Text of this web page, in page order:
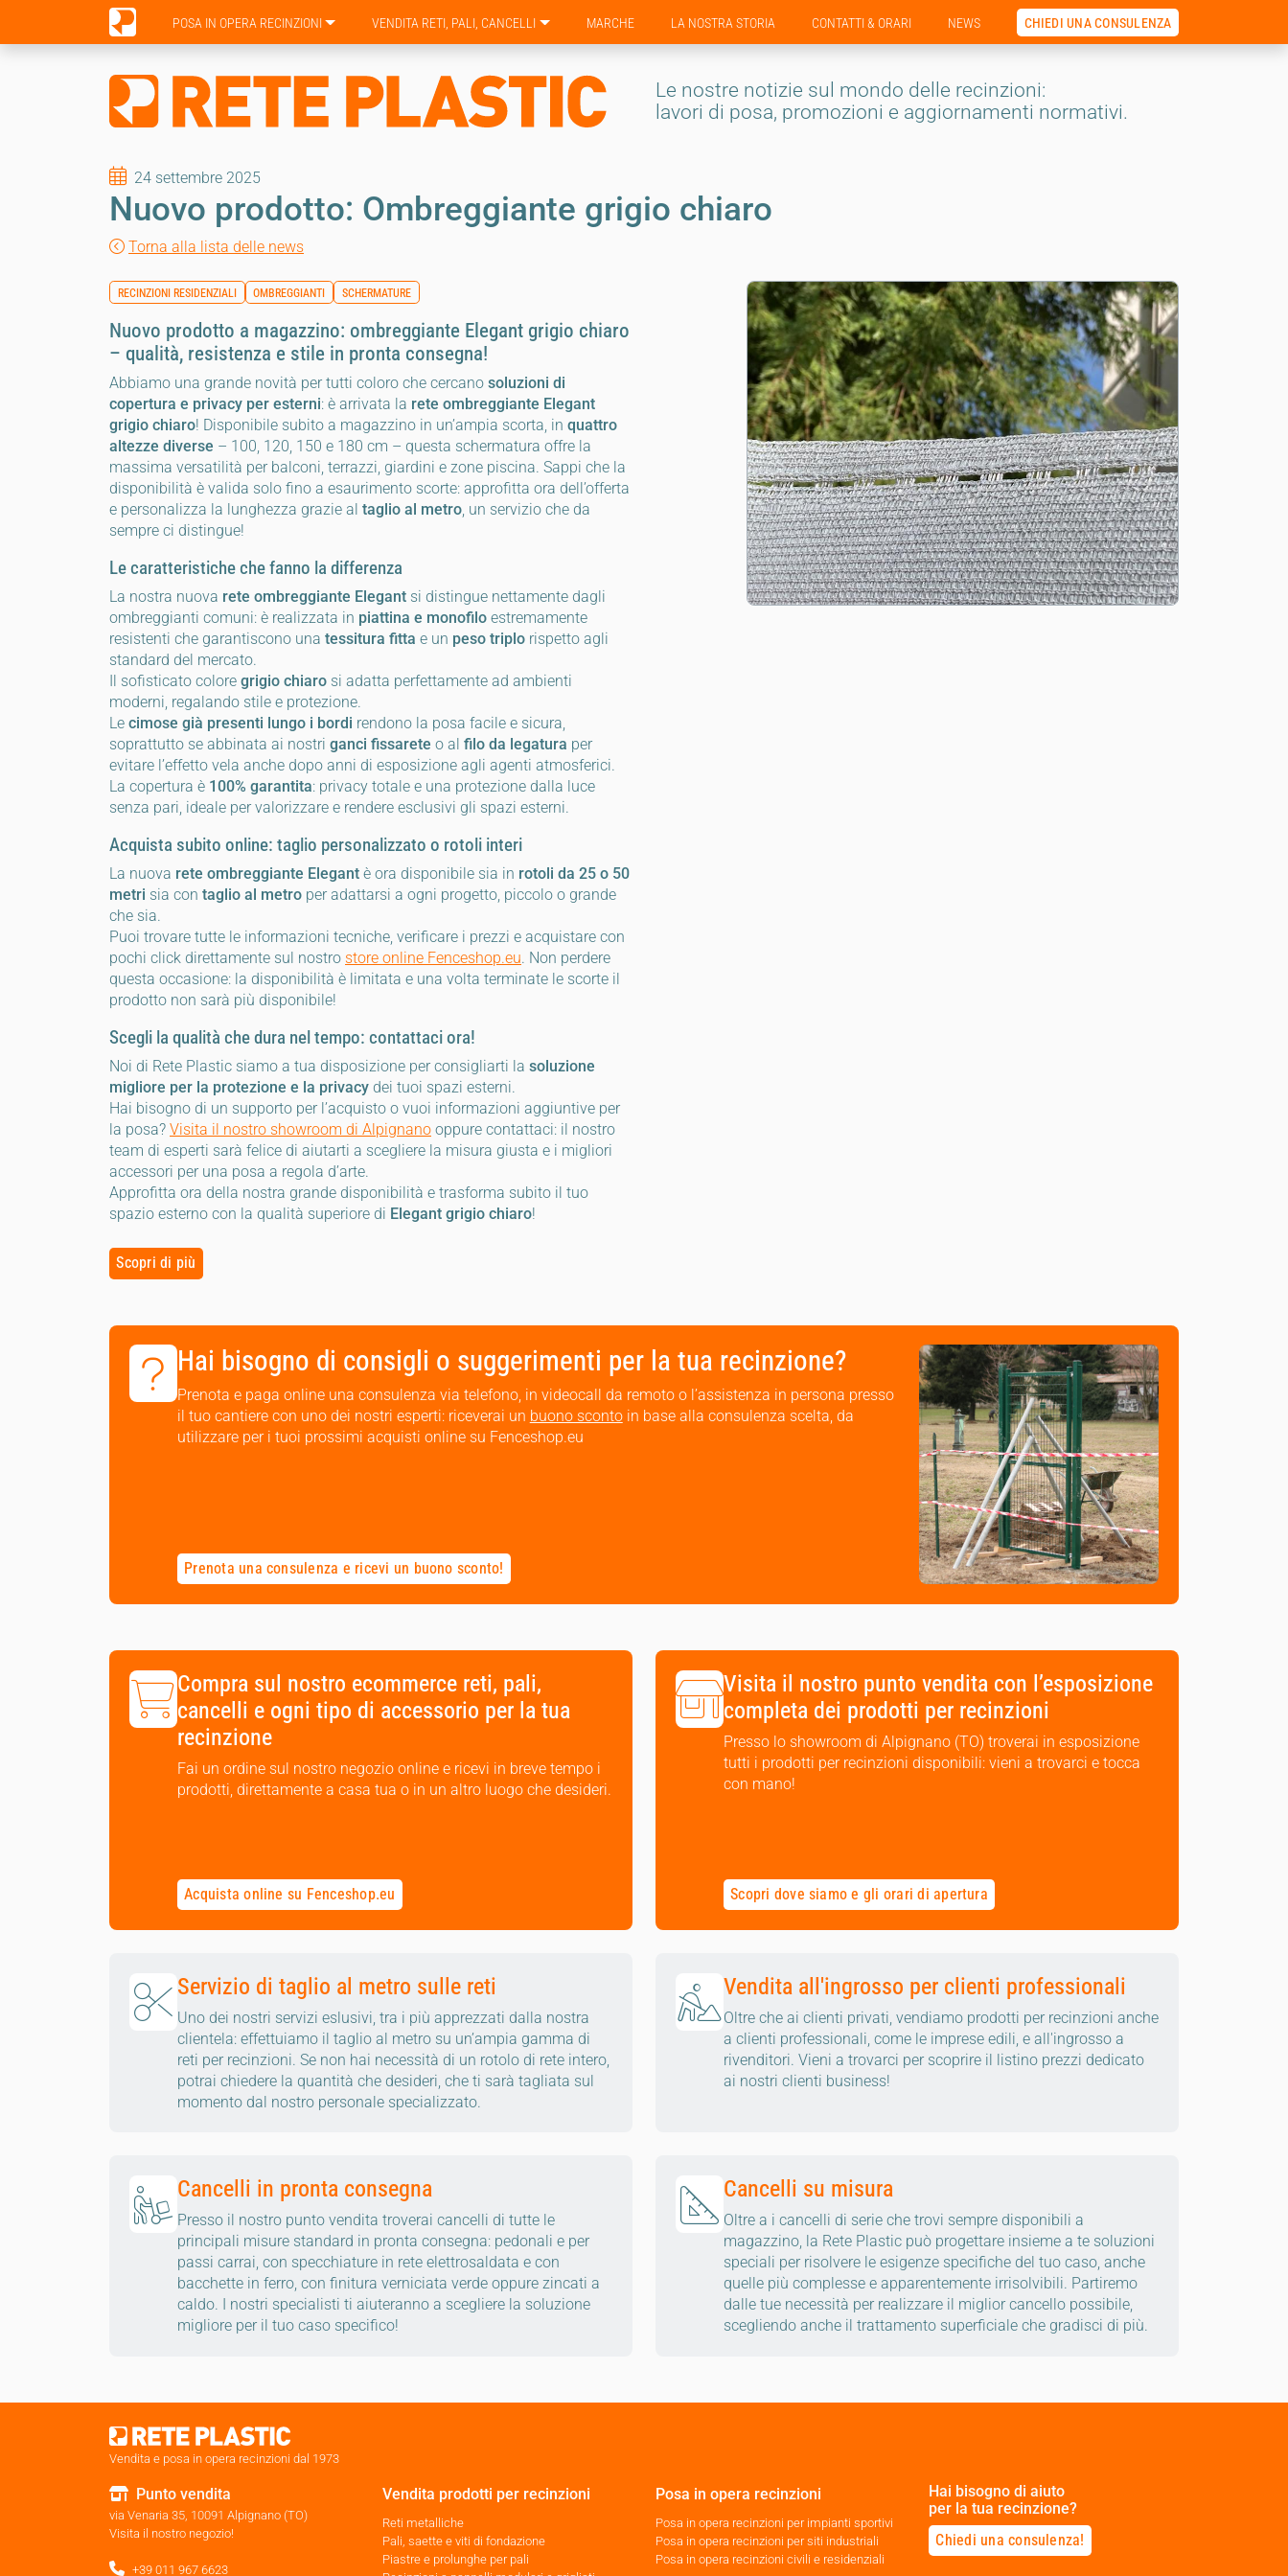
POSA IN OPERA RECINZIONI VENDITA RETI, PALI, CANCELLI MARCHE LA NOSTRA STORIA CONTATTI & ORARI NEWS CHIEDI UNA CONSULENZA
Le nostre notizie sul mondo delle recinzioni:
lavori di posa, promozioni e aggiornamenti normativi.
24 settembre 2025
Nuovo prodotto: Ombreggiante grigio chiaro
Torna alla lista delle news
RECINZIONI RESIDENZIALI OMBREGGIANTI SCHERMATURE
Nuovo prodotto a magazzino: ombreggiante Elegant grigio chiaro
– qualità, resistenza e stile in pronta consegna!
Abbiamo una grande novità per tutti coloro che cercano soluzioni di
copertura e privacy per esterni: è arrivata la rete ombreggiante Elegant
grigio chiaro! Disponibile subito a magazzino in un’ampia scorta, in quattro
altezze diverse – 100, 120, 150 e 180 cm – questa schermatura offre la
massima versatilità per balconi, terrazzi, giardini e zone piscina. Sappi che la
disponibilità è valida solo fino a esaurimento scorte: approfitta ora dell’offerta
e personalizza la lunghezza grazie al taglio al metro, un servizio che da
sempre ci distingue!
Le caratteristiche che fanno la differenza
La nostra nuova rete ombreggiante Elegant si distingue nettamente dagli
ombreggianti comuni: è realizzata in piattina e monofilo estremamente
resistenti che garantiscono una tessitura fitta e un peso triplo rispetto agli
standard del mercato.
Il sofisticato colore grigio chiaro si adatta perfettamente ad ambienti
moderni, regalando stile e protezione.
Le cimose già presenti lungo i bordi rendono la posa facile e sicura,
soprattutto se abbinata ai nostri ganci fissarete o al filo da legatura per
evitare l’effetto vela anche dopo anni di esposizione agli agenti atmosferici.
La copertura è 100% garantita: privacy totale e una protezione dalla luce
senza pari, ideale per valorizzare e rendere esclusivi gli spazi esterni.
Acquista subito online: taglio personalizzato o rotoli interi
La nuova rete ombreggiante Elegant è ora disponibile sia in rotoli da 25 o 50
metri sia con taglio al metro per adattarsi a ogni progetto, piccolo o grande
che sia.
Puoi trovare tutte le informazioni tecniche, verificare i prezzi e acquistare con
pochi click direttamente sul nostro store online Fenceshop.eu. Non perdere
questa occasione: la disponibilità è limitata e una volta terminate le scorte il
prodotto non sarà più disponibile!
Scegli la qualità che dura nel tempo: contattaci ora!
Noi di Rete Plastic siamo a tua disposizione per consigliarti la soluzione
migliore per la protezione e la privacy dei tuoi spazi esterni.
Hai bisogno di un supporto per l’acquisto o vuoi informazioni aggiuntive per
la posa? Visita il nostro showroom di Alpignano oppure contattaci: il nostro
team di esperti sarà felice di aiutarti a scegliere la misura giusta e i migliori
accessori per una posa a regola d’arte.
Approfitta ora della nostra grande disponibilità e trasforma subito il tuo
spazio esterno con la qualità superiore di Elegant grigio chiaro!
Scopri di più
Hai bisogno di consigli o suggerimenti per la tua recinzione?
Prenota e paga online una consulenza via telefono, in videocall da remoto o l’assistenza in persona presso
il tuo cantiere con uno dei nostri esperti: riceverai un buono scontoin base alla consulenza scelta, da
utilizzare per i tuoi prossimi acquisti online su Fenceshop.eu
Prenota una consulenza e ricevi un buono sconto!
Compra sul nostro ecommerce reti, pali,
cancelli e ogni tipo di accessorio per la tua
recinzione
Fai un ordine sul nostro negozio online e ricevi in breve tempo i
prodotti, direttamente a casa tua o in un altro luogo che desideri.
Acquista online su Fenceshop.eu
Visita il nostro punto vendita con l’esposizione
completa dei prodotti per recinzioni
Presso lo showroom di Alpignano (TO) troverai in esposizione
tutti i prodotti per recinzioni disponibili: vieni a trovarci e tocca
con mano!
Scopri dove siamo e gli orari di apertura
Servizio di taglio al metro sulle reti
Uno dei nostri servizi eslusivi, tra i più apprezzati dalla nostra
clientela: effettuiamo il taglio al metro su un’ampia gamma di
reti per recinzioni. Se non hai necessità di un rotolo di rete intero,
potrai chiedere la quantità che desideri, che ti sarà tagliata sul
momento dal nostro personale specializzato.
Vendita all'ingrosso per clienti professionali
Oltre che ai clienti privati, vendiamo prodotti per recinzioni anche
a clienti professionali, come le imprese edili, e all'ingrosso a
rivenditori. Vieni a trovarci per scoprire il listino prezzi dedicato
ai nostri clienti business!
Cancelli in pronta consegna
Presso il nostro punto vendita troverai cancelli di tutte le
principali misure standard in pronta consegna: pedonali e per
passi carrai, con specchiature in rete elettrosaldata e con
bacchette in ferro, con finitura verniciata verde oppure zincati a
caldo. I nostri specialisti ti aiuteranno a scegliere la soluzione
migliore per il tuo caso specifico!
Cancelli su misura
Oltre a i cancelli di serie che trovi sempre disponibili a
magazzino, la Rete Plastic può progettare insieme a te soluzioni
speciali per risolvere le esigenze specifiche del tuo caso, anche
quelle più complesse e apparentemente irrisolvibili. Partiremo
dalle tue necessità per realizzare il miglior cancello possibile,
scegliendo anche il trattamento superficiale che gradisci di più.
Vendita e posa in opera recinzioni dal 1973
Punto vendita
via Venaria 35, 10091 Alpignano (TO)
Visita il nostro negozio!
+39 011 967 6623
Vendita prodotti per recinzioni
Reti metalliche
Pali, saette e viti di fondazione
Piastre e prolunghe per pali
Posa in opera recinzioni
Posa in opera recinzioni per impianti sportivi
Posa in opera recinzioni per siti industriali
Posa in opera recinzioni civili e residenziali
Hai bisogno di aiuto
per la tua recinzione?
Chiedi una consulenza!